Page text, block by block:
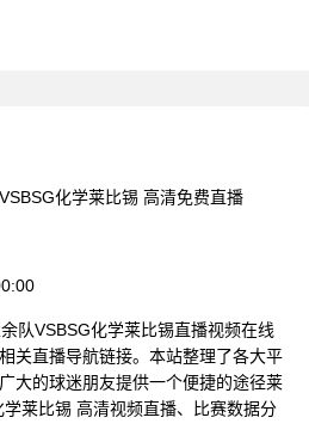
化学莱比锡 高清免费直播
队VSBSG化学莱比锡直播视频在线
关直播导航链接。本站整理了各大平
大的球迷朋友提供一个便捷的途径莱
莱比锡 高清视频直播、比赛数据分